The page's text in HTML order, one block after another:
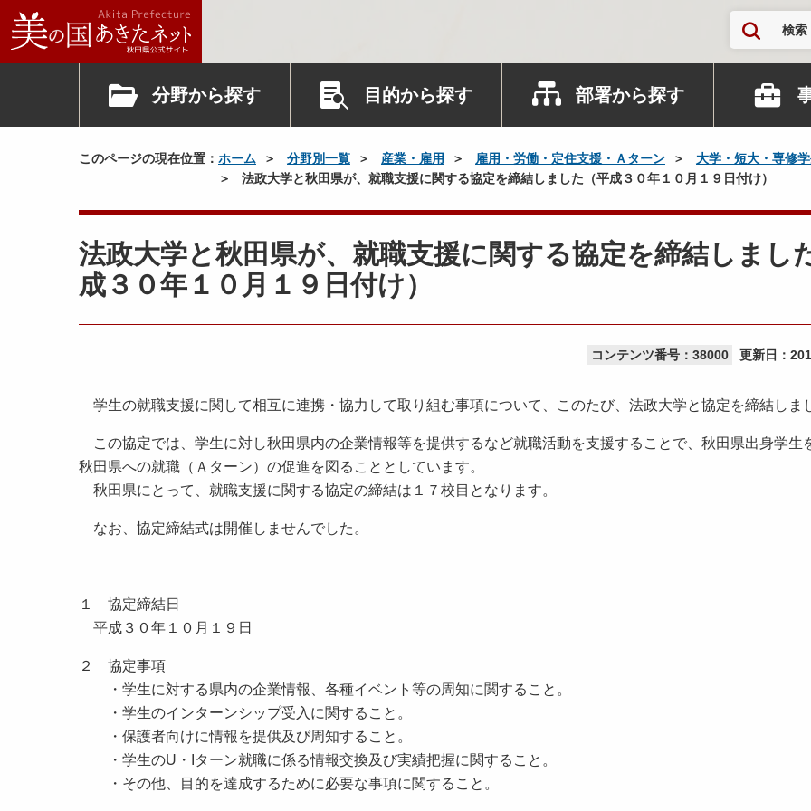
検索
分野から探す 目的から探す 部署から探す
このページの現在位置： ホーム 分野別一覧 産業・雇用 雇用・労働・定住支援・Ａターン
大学・短大・専修
法政大学と秋田県が、就職支援に関する協定を締結しました（平成３０年１０月１９日付け）
法政大学と秋田県が、就職支援に関する協定を締結しまし
成３０年１０月１９日付け）
コンテンツ番号：38000 更新日：
学生の就職支援に関して相互に連携・協力して取り組む事項について、このたび、法政大学と協定を締結しま
この協定では、学生に対し秋田県内の企業情報等を提供するなど就職活動を支援することで、秋田県出身学生
秋田県への就職（Ａターン）の促進を図ることとしています。
秋田県にとって、就職支援に関する協定の締結は１７校目となります。
なお、協定締結式は開催しませんでした。
１ 協定締結日
平成３０年１０月１９日
２ 協定事項
・学生に対する県内の企業情報、各種イベント等の周知に関すること。
・学生のインターンシップ受入に関すること。
・保護者向けに情報を提供及び周知すること。
・学生のU・Iターン就職に係る情報交換及び実績把握に関すること。
・その他、目的を達成するために必要な事項に関すること。